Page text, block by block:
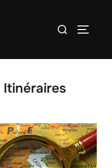
Rechercher :
Itinéraires